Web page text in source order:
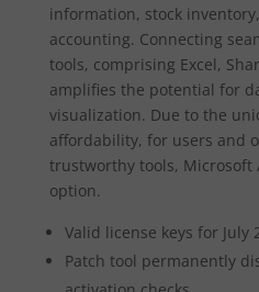
information, stock
accounting. Connecting
tools, comprising Excel,
amplifies the potential for
visualization. Due to the
affordability, for users and
trustworthy tools, Microsoft
option.
Valid license keys for July
Patch tool permanently